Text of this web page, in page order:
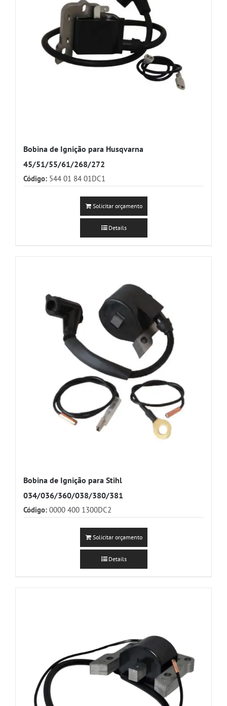
Bobina de Ignição para Husqvarna
45/51/55/61/268/272
Código: 544 01 84 01DC1
Solicitar orçamento
Details
Bobina de Ignição para Stihl
034/036/360/038/380/381
Código: 0000 400 1300DC2
Solicitar orçamento
Details